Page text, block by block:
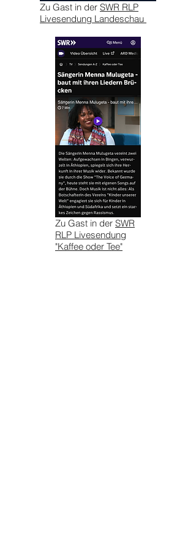
Zu Gast in der SWR RLP
Livesendung Landeschau
Zu Gast in der SWR
RLP Livesendung
"Kaffee oder Tee"